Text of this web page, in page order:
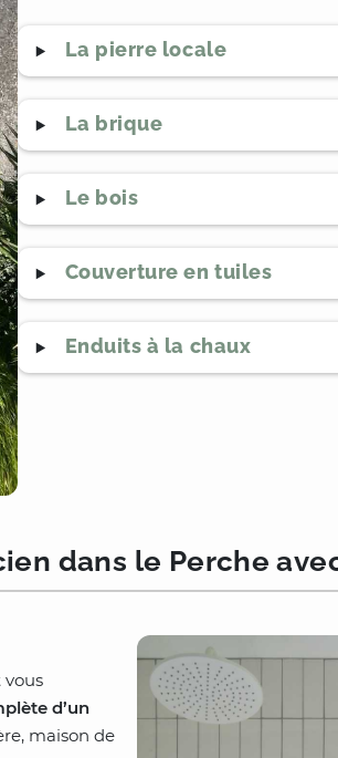
La pierre locale
La brique
Le bois
Couverture en tuiles
Enduits à la chaux
dans le Perche
d’un
maison de